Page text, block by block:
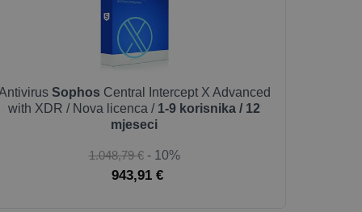
Sophos Central Intercept X Advanced
with XDR / Nova licenca / 1-9 korisnika / 12
mjeseci
1.048,79 € - 10%
943,91 €